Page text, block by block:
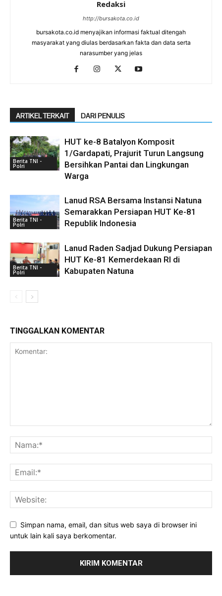
Redaksi
http://bursakota.co.id
bursakota.co.id menyajikan informasi faktual ditengah
masyarakat yang diulas berdasarkan fakta dan data serta
narasumber yang jelas
ARTIKEL TERKAIT DARI PENULIS
Berita TNI -
Polri
HUT ke-8 Batalyon Komposit
1/Gardapati, Prajurit Turun Langsung
Bersihkan Pantai dan Lingkungan
Warga
Berita TNI -
Polri
Lanud RSA Bersama Instansi Natuna
Semarakkan Persiapan HUT Ke-81
Republik Indonesia
Berita TNI -
Polri
Lanud Raden Sadjad Dukung Persiapan
HUT Ke-81 Kemerdekaan RI di
Kabupaten Natuna
TINGGALKAN KOMENTAR
Simpan nama, email, dan situs web saya di browser ini
untuk lain kali saya berkomentar.